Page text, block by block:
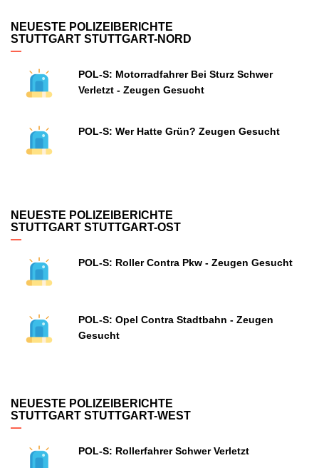
NEUESTE POLIZEIBERICHTE
STUTTGART STUTTGART-NORD
POL-S: Motorradfahrer Bei Sturz Schwer
Verletzt - Zeugen Gesucht
POL-S: Wer Hatte Grün? Zeugen Gesucht
NEUESTE POLIZEIBERICHTE
STUTTGART STUTTGART-OST
POL-S: Roller Contra Pkw - Zeugen Gesucht
POL-S: Opel Contra Stadtbahn - Zeugen
Gesucht
NEUESTE POLIZEIBERICHTE
STUTTGART STUTTGART-WEST
POL-S: Rollerfahrer Schwer Verletzt